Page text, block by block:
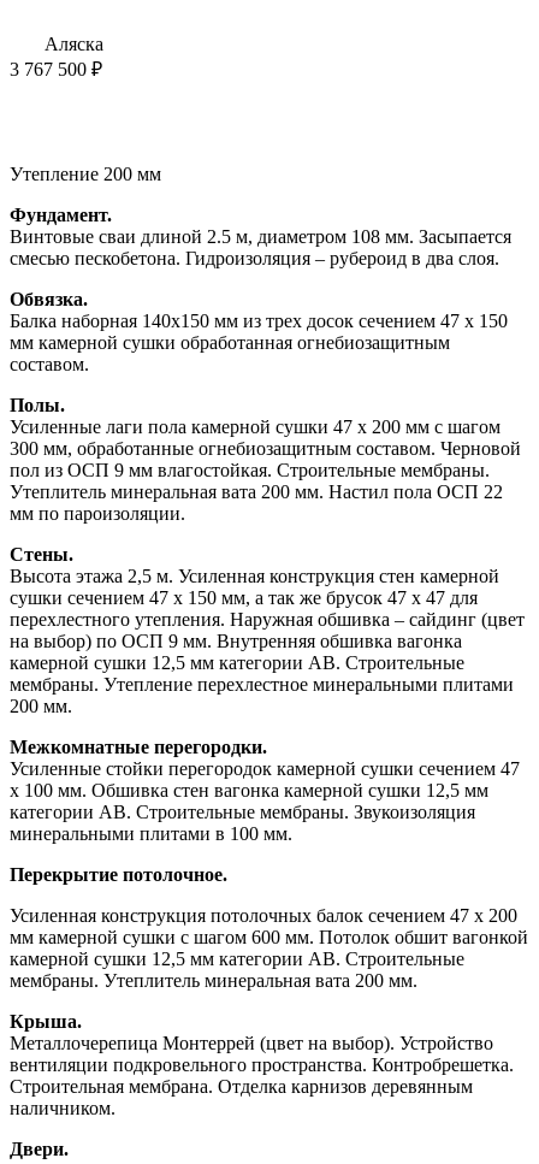
Аляска
3 767 500 ₽
Утепление 200 мм
Фундамент.
Винтовые сваи длиной 2.5 м, диаметром 108 мм. Засыпается
смесью пескобетона. Гидроизоляция – рубероид в два слоя.
Обвязка.
Балка наборная 140х150 мм из трех досок сечением 47 х 150
мм камерной сушки обработанная огнебиозащитным
составом.
Полы.
Усиленные лаги пола камерной сушки 47 х 200 мм с шагом
300 мм, обработанные огнебиозащитным составом. Черновой
пол из ОСП 9 мм влагостойкая. Строительные мембраны.
Утеплитель минеральная вата 200 мм. Настил пола ОСП 22
мм по пароизоляции.
Стены.
Высота этажа 2,5 м. Усиленная конструкция стен камерной
сушки сечением 47 х 150 мм, а так же брусок 47 х 47 для
перехлестного утепления. Наружная обшивка – сайдинг (цвет
на выбор) по ОСП 9 мм. Внутренняя обшивка вагонка
камерной сушки 12,5 мм категории АВ. Строительные
мембраны. Утепление перехлестное минеральными плитами
200 мм.
Межкомнатные перегородки.
Усиленные стойки перегородок камерной сушки сечением 47
х 100 мм. Обшивка стен вагонка камерной сушки 12,5 мм
категории АВ. Строительные мембраны. Звукоизоляция
минеральными плитами в 100 мм.
Перекрытие потолочное.
Усиленная конструкция потолочных балок сечением 47 х 200
мм камерной сушки с шагом 600 мм. Потолок обшит вагонкой
камерной сушки 12,5 мм категории АВ. Строительные
мембраны. Утеплитель минеральная вата 200 мм.
Крыша.
Металлочерепица Монтеррей (цвет на выбор). Устройство
вентиляции подкровельного пространства. Контробрешетка.
Строительная мембрана. Отделка карнизов деревянным
наличником.
Двери.